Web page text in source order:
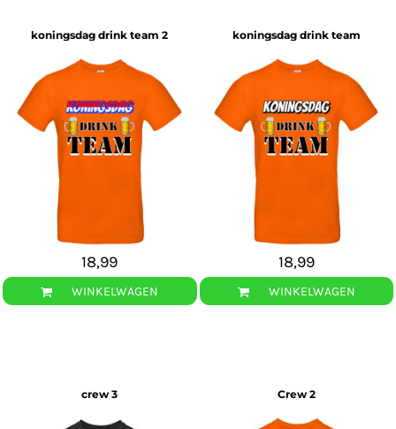
koningsdag drink team 2
18,99
WINKELWAGEN
koningsdag drink team
18,99
WINKELWAGEN
crew 3 Crew 2